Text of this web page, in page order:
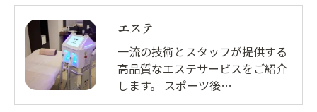
エステ
一流の技術とスタッフが提供する
高品質なエステサービスをご紹介
します。 スポーツ後…